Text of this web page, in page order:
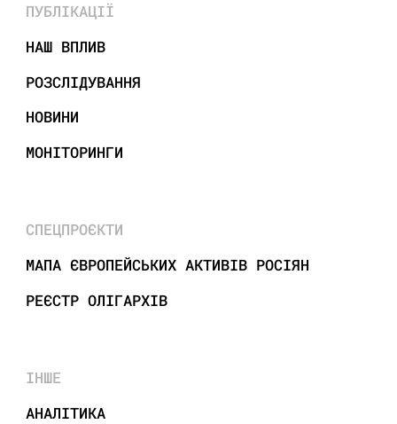
ПУБЛІКАЦІЇ
НАШ ВПЛИВ
РОЗСЛІДУВАННЯ
НОВИНИ
МОНІТОРИНГИ
СПЕЦПРОЄКТИ
МАПА ЄВРОПЕЙСЬКИХ АКТИВІВ РОСІЯН
РЕЄСТР ОЛІГАРХІВ
ІНШЕ
АНАЛІТИКА